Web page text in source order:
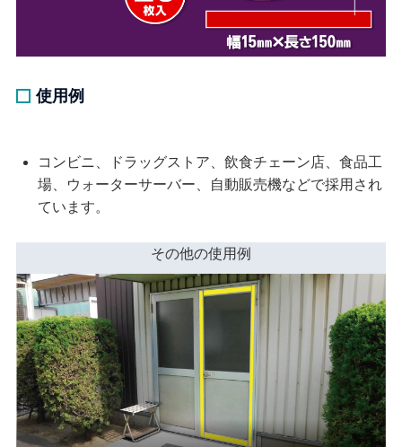
使用例
コンビニ、ドラッグストア、飲食チェーン店、食品工
場、ウォーターサーバー、自動販売機などで採用され
ています。
その他の使用例